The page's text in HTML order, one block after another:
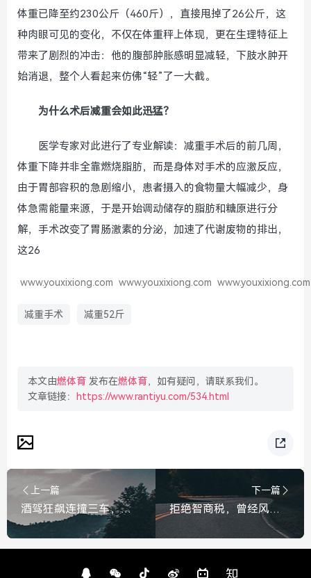
体重已降至约230公斤（460斤），直接甩掉了26公斤，这
种肉眼可见的变化，不仅在体重秤上体现，更在生理特征上
带来了剧烈的冲击：他的腹部肿胀感明显减轻，下肢水肿开
始消退，整个人看起来仿佛“轻”了一大截。
为什么术后减重会如此迅猛？
医学专家对此进行了专业解读：减重手术后的前几周，
体重下降并非全靠燃烧脂肪，而是身体对手术的应激反应，
由于胃部容积的急剧缩小，患者摄入的食物量大幅减少，身
体急需能量来源，于是开始调动储存的脂肪和糖原进行分
解，手术改变了胃肠激素的分泌，加速了代谢废物的排出，
这26
www.youxixiong.com www.youxixiong.com www.youxixiong.com
减重手术 减重52斤
本文由燃体育 发布在燃体育，如有疑问，请联系我们。
文章链接：
https://www.rantiyu.com/534.html
上一篇
酒驾狂飙连撞三车，同伙慌忙换座欲顶包，最终难逃法网，酒驾狂飙连撞三车，同伙慌忙顶包，最终难逃法网
下一篇
拒绝智商税，曾经风靡的补脑神器六个核桃，为何如今成了没人要的摆设？曾经风靡的补脑神器六个核桃，为何如今沦为没人要的摆设？